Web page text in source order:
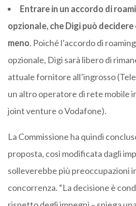
Entrare in un accordo di
opzionale, che Digi può
meno. Poiché l’accordo di
opzionale, Digi sarà libero di
attuale fornitore all’ingrosso
un altro operatore di rete mobile
joint venture o Vodafone).
La Commissione ha quindi
proposta, così modificata dagli
solleverebbe più preoccupazioni
concorrenza. “La decisione è